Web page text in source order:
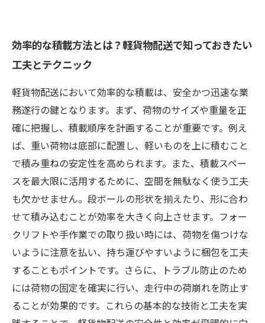
効率的な積載方法とは？軽貨物配送で知っておきたい
工夫とテクニック
軽貨物配送において効率的な積載は、安全かつ迅速な業
務遂行の鍵となります。まず、荷物のサイズや重量を正
確に把握し、積載順序を計画することが重要です。例え
ば、重い荷物は底部に配置し、軽いものを上に積むこと
で積み重ねの安定性を高められます。また、積載スペー
スを最大限に活用するために、空間を無駄なく使う工夫
も欠かせません。段ボールの形状を揃えたり、形に合わ
せて積み込むことが効率を大きく向上させます。フォー
クリフトや手作業での取り扱い時には、荷物を傷つけな
いように注意を払い、持ち運びやすいように梱包を工夫
することもポイントです。さらに、トラブル防止のため
には荷物の固定を確実に行い、走行中の荷崩れを防止す
ることが効果的です。これらの基本的な技術と工夫を実